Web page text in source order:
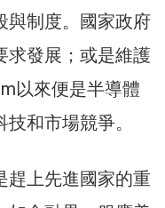
與制度。國家政府
求發展；或是維護
以來便是半導體
和市場競爭。
趕上先進國家的重